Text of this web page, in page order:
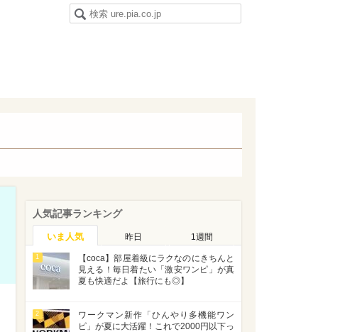
人気記事ランキング
いま人気 昨日 1週間
1
【coca】部屋着級にラクなのにきちんと
見える！毎日着たい「激安ワンピ」が真
夏も快適だよ【旅行にも◎】
2
ワークマン新作「ひんやり多機能ワン
ピ」が夏に大活躍！これで2000円以下っ